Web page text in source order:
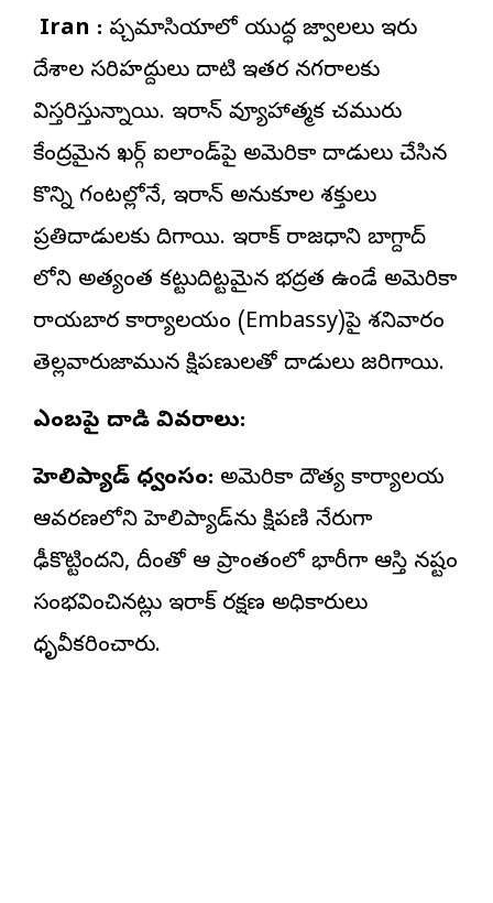
Iran : పశ్చిమాసియాలో యుద్ధ జ్వాలలు ఇరు
దేశాల సరిహద్దులు దాటి ఇతర నగరాలకు
విస్తరిస్తున్నాయి. ఇరాన్ వ్యూహాత్మక చమురు
కేంద్రమైన ఖర్గ్ ఐలాండ్‌పై అమెరికా దాడులు చేసిన
కొన్ని గంటల్లోనే, ఇరాన్ అనుకూల శక్తులు
ప్రతిదాడులకు దిగాయి. ఇరాక్ రాజధాని బాగ్దాద్‌
లోని అత్యంత కట్టుదిట్టమైన భద్రత ఉండే అమెరికా
రాయబార కార్యాలయం (Embassy)పై శనివారం
తెల్లవారుజామున క్షిపణులతో దాడులు జరిగాయి.
ఎంబసీపై దాడి వివరాలు:
హెలిప్యాడ్ ధ్వంసం: అమెరికా దౌత్య కార్యాలయ
ఆవరణలోని హెలిప్యాడ్‌ను క్షిపణి నేరుగా
ఢీకొట్టిందని, దీంతో ఆ ప్రాంతంలో భారీగా ఆస్తి నష్టం
సంభవించినట్లు ఇరాక్ రక్షణ అధికారులు
ధృవీకరించారు.